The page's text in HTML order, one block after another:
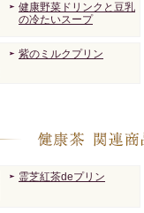
健康野菜ドリンクと豆乳
の冷たいスープ
紫のミルクプリン
霊芝紅茶deプリン